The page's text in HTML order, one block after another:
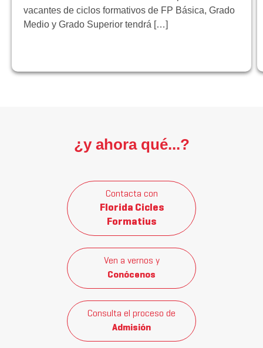
vacantes de ciclos formativos de FP Básica, Grado
Medio y Grado Superior tendrá […]
¿y ahora qué...?
Contacta con
Florida Cicles
Formatius
Ven a vernos y
Conócenos
Consulta el proceso de
Admisión